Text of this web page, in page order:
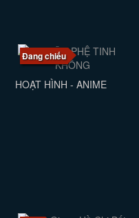
Đang chiếu
HOẠT HÌNH - ANIME